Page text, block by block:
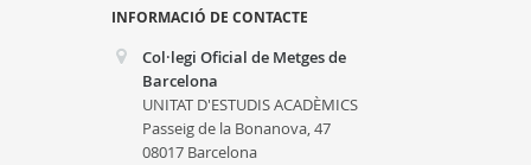
INFORMACIÓ DE CONTACTE
Col·legi Oficial de Metges de
Barcelona
UNITAT D'ESTUDIS ACADÈMICS
Passeig de la Bonanova, 47
08017 Barcelona